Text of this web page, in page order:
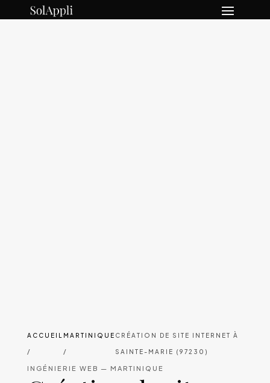
ACCUEIL
/
MARTINIQUE
/
CRÉATION DE SITE INTERNET À
SAINTE-MARIE (97230)
INGÉNIERIE WEB — MARTINIQUE